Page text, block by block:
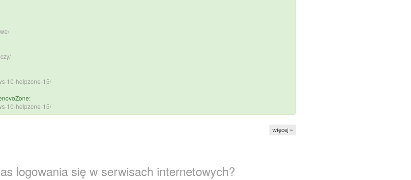
10-helpzone-15/
10-helpzone-15/
więcej »
logowania się w serwisach internetowych?